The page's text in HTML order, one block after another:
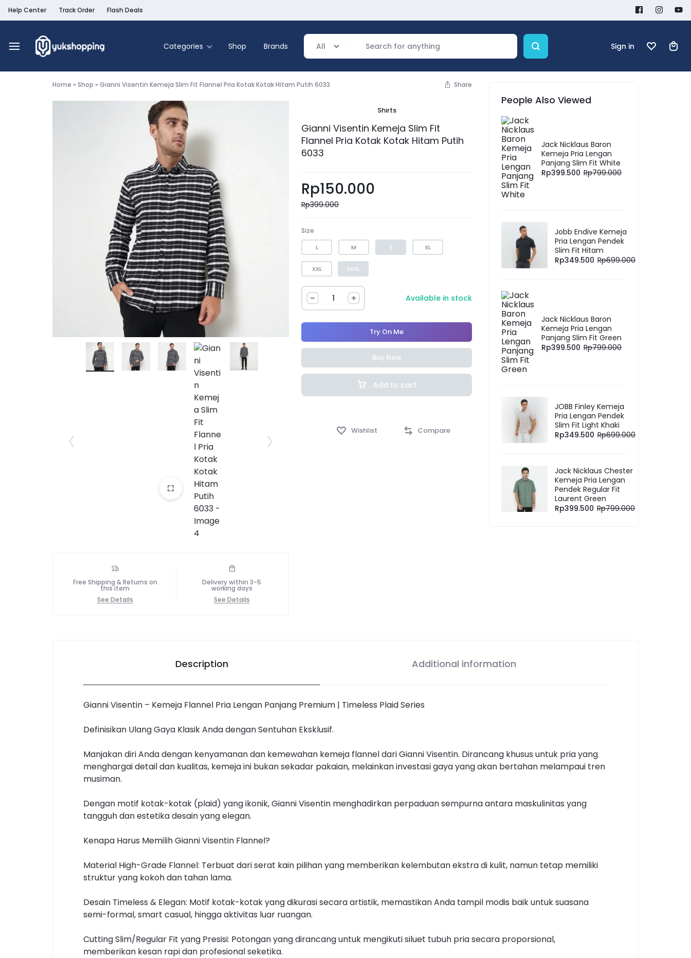
Help Center Track Order Flash Deals
Online
Categories Shop Brands All Sign in
Home » Shop » Gianni Visentin Kemeja Slim Fit Flannel Pria Kotak Kotak Hitam Putih 6033 Share
Free Shipping & Returns on
this item
See Details
Delivery within 3-5
working days
See Details
Shirts
Gianni Visentin Kemeja Slim Fit
Flannel Pria Kotak Kotak Hitam Putih
6033
Rp150.000
Rp399.000
Size
L M S XL
XXL XXXL
Available in stock
Add to cart
Try On Me
Buy Now
Compare
Wishlist
People Also Viewed
Jack Nicklaus Baron
Kemeja Pria Lengan
Panjang Slim Fit White
Rp399.500 Rp799.000
Jobb Endive Kemeja
Pria Lengan Pendek
Slim Fit Hitam
Rp349.500 Rp699.000
Jack Nicklaus Baron
Kemeja Pria Lengan
Panjang Slim Fit Green
Rp399.500 Rp799.000
JOBB Finley Kemeja
Pria Lengan Pendek
Slim Fit Light Khaki
Rp349.500 Rp699.000
Jack Nicklaus Chester
Kemeja Pria Lengan
Pendek Regular Fit
Laurent Green
Rp399.500 Rp799.000
Description Additional information
Gianni Visentin – Kemeja Flannel Pria Lengan Panjang Premium | Timeless Plaid Series
Definisikan Ulang Gaya Klasik Anda dengan Sentuhan Eksklusif.
Manjakan diri Anda dengan kenyamanan dan kemewahan kemeja flannel dari Gianni Visentin. Dirancang khusus untuk pria yang
menghargai detail dan kualitas, kemeja ini bukan sekadar pakaian, melainkan investasi gaya yang akan bertahan melampaui tren
musiman.
Dengan motif kotak-kotak (plaid) yang ikonik, Gianni Visentin menghadirkan perpaduan sempurna antara maskulinitas yang
tangguh dan estetika desain yang elegan.
Kenapa Harus Memilih Gianni Visentin Flannel?
Material High-Grade Flannel: Terbuat dari serat kain pilihan yang memberikan kelembutan ekstra di kulit, namun tetap memiliki
struktur yang kokoh dan tahan lama.
Desain Timeless & Elegan: Motif kotak-kotak yang dikurasi secara artistik, memastikan Anda tampil modis baik untuk suasana
semi-formal, smart casual, hingga aktivitas luar ruangan.
Cutting Slim/Regular Fit yang Presisi: Potongan yang dirancang untuk mengikuti siluet tubuh pria secara proporsional,
memberikan kesan rapi dan profesional seketika.